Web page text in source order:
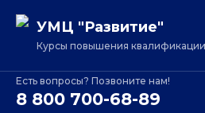
УМЦ "Развитие"
Курсы повышения квалификации
Есть вопросы? Позвоните нам!
8 800 700-68-89